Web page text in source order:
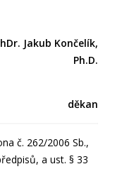
Ph.D.
č. 262/2006 Sb.,
a ust. § 33